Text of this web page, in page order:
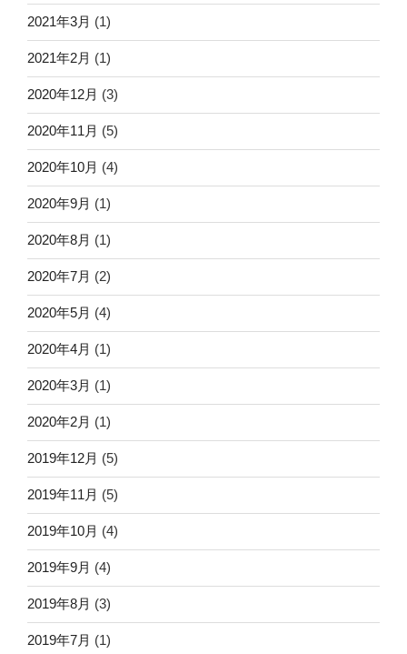
2021年3月 (1)
2021年2月 (1)
2020年12月 (3)
2020年11月 (5)
2020年10月 (4)
2020年9月 (1)
2020年8月 (1)
2020年7月 (2)
2020年5月 (4)
2020年4月 (1)
2020年3月 (1)
2020年2月 (1)
2019年12月 (5)
2019年11月 (5)
2019年10月 (4)
2019年9月 (4)
2019年8月 (3)
2019年7月 (1)